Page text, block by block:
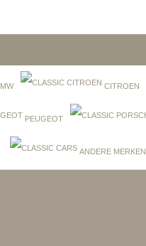
CITROEN
PEUGEOT
ANDERE MERKEN